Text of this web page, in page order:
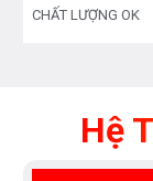
CHẤT LƯỢNG OK
Hệ